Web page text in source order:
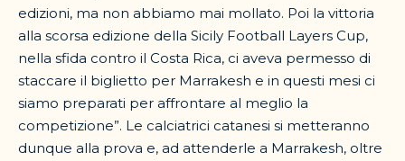
edizioni, ma non abbiamo mai mollato. Poi la vittoria
alla scorsa edizione della Sicily Football Layers Cup,
nella sfida contro il Costa Rica, ci aveva permesso di
staccare il biglietto per Marrakesh e in questi mesi ci
siamo preparati per affrontare al meglio la
competizione”. Le calciatrici catanesi si metteranno
dunque alla prova e, ad attenderle a Marrakesh, oltre